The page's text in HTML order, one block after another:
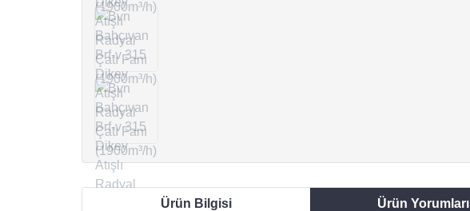
Ürün Bilgisi Ürün Yorumları